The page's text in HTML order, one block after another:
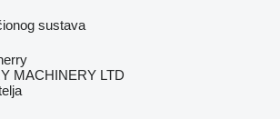
sustava
MACHINERY LTD